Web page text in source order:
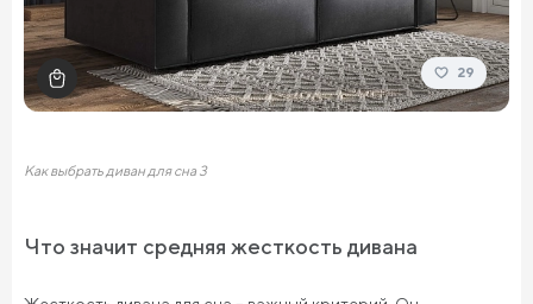
29
Как выбрать диван для сна 3
Что значит средняя жесткость дивана